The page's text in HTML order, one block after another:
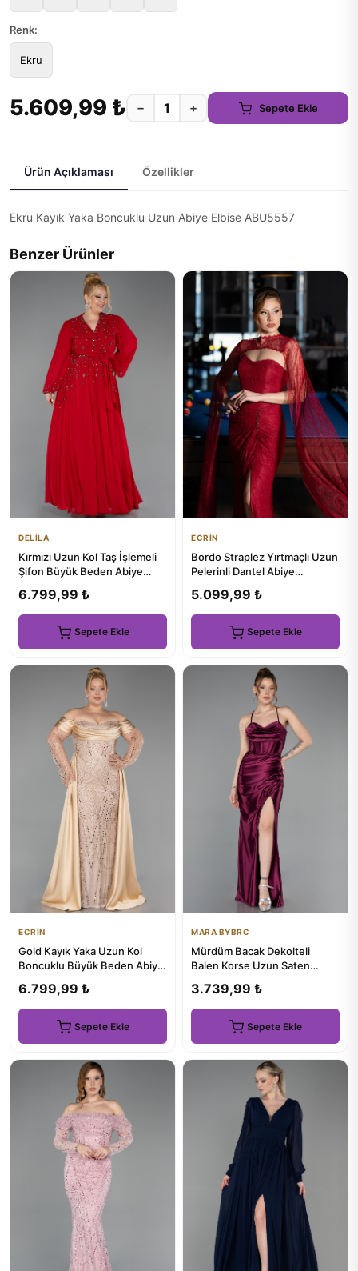
Renk:
Ekru
5.609,99 ₺ − + Sepete Ekle
Ürün Açıklaması Özellikler
Ekru Kayık Yaka Boncuklu Uzun Abiye Elbise ABU5557
Benzer Ürünler
DELİLA
Kırmızı Uzun Kol Taş İşlemeli
Şifon Büyük Beden Abiye
6.799,99 ₺
Sepete Ekle
ECRİN
Bordo Straplez Yırtmaçlı Uzun
Pelerinli Dantel Abiye
5.099,99 ₺
Sepete Ekle
ECRİN
Gold Kayık Yaka Uzun Kol
Boncuklu Büyük Beden Abiye
6.799,99 ₺
Sepete Ekle
MARA BYBRC
Mürdüm Bacak Dekolteli
Balen Korse Uzun Saten
3.739,99 ₺
Sepete Ekle